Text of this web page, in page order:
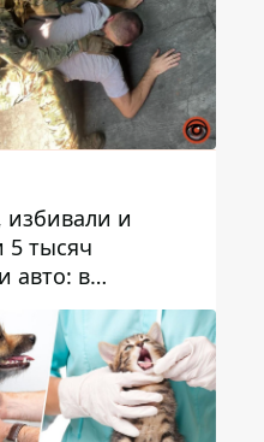
избивали и
5 тысяч
авто: в
задержали двух